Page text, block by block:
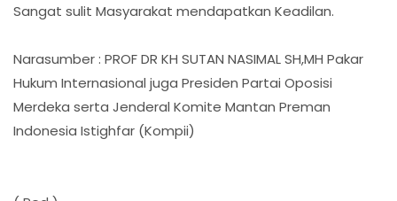
Sangat sulit Masyarakat mendapatkan Keadilan.
Narasumber : PROF DR KH SUTAN NASIMAL SH,MH Pakar
Hukum Internasional juga Presiden Partai Oposisi
Merdeka serta Jenderal Komite Mantan Preman
Indonesia Istighfar (Kompii)